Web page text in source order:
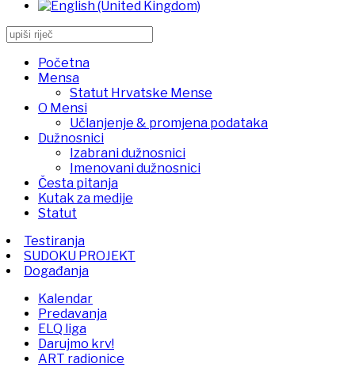
Početna
Mensa
Statut Hrvatske Mense
O Mensi
Učlanjenje & promjena podataka
Dužnosnici
Izabrani dužnosnici
Imenovani dužnosnici
Česta pitanja
Kutak za medije
Statut
Testiranja
SUDOKU PROJEKT
Događanja
Kalendar
Predavanja
ELQ liga
Darujmo krv!
ART radionice